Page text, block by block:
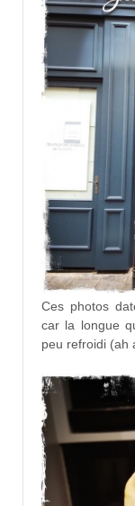
Ces photos
car la longue
peu refroidi (ah